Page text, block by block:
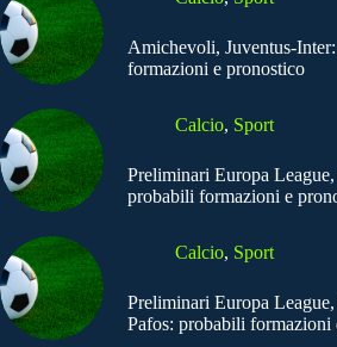
Amichevoli, Juventus-
formazioni e pronostico
Calcio, Sport
Preliminari Europa
probabili formazioni e
Calcio, Sport
Preliminari Europa
Pafos: probabili formazioni